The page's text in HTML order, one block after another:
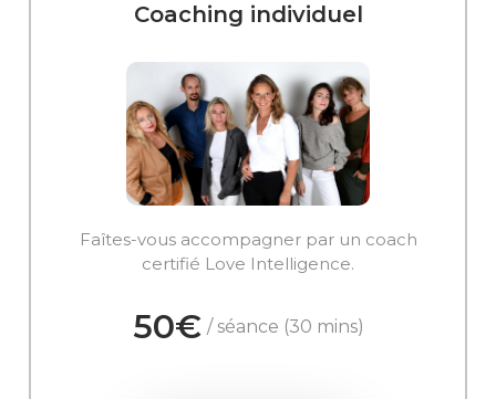
Coaching individuel
Faîtes-vous accompagner par un coach
certifié Love Intelligence.
50€ / séance (30 mins)